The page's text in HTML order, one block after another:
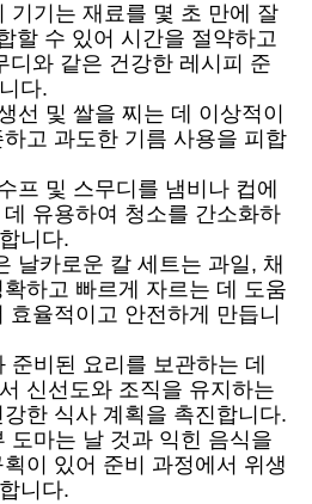
기기는 재료를 몇 초 만에 잘
할 수 있어 시간을 절약하고
디와 같은 건강한 레시피 준
다.
선 및 쌀을 찌는 데 이상적이
고 과도한 기름 사용을 피합
프 및 스무디를 냄비나 컵에
유용하여 청소를 간소화하
니다.
날카로운 칼 세트는 과일, 채
하고 빠르게 자르는 데 도움
효율적이고 안전하게 만듭니
준비된 요리를 보관하는 데
신선도와 조직을 유지하는
한 식사 계획을 촉진합니다.
도마는 날 것과 익힌 음식을
이 있어 준비 과정에서 위생
니다.